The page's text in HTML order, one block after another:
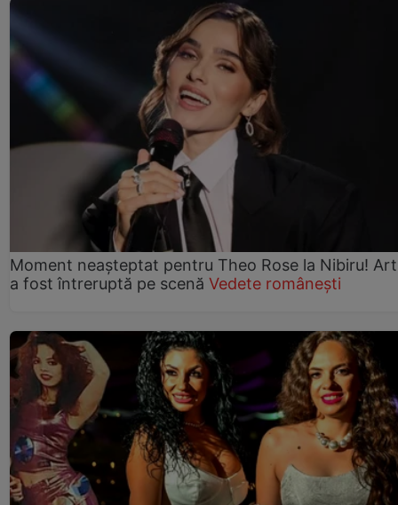
Moment neașteptat pentru Theo Rose la Nibiru!
a fost întreruptă pe scenă Vedete românești